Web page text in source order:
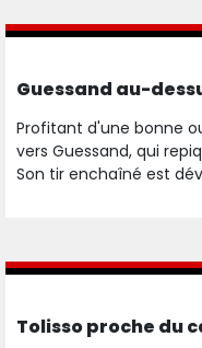
Guessand au-
Profitant d'une bonne
vers Guessand, qui
Son tir enchaîné est
Tolisso proche du